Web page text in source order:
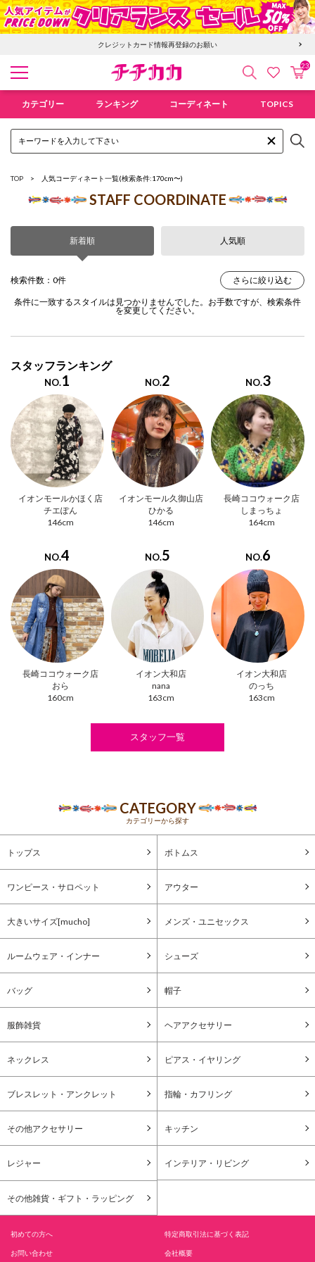
クレジットカード情報再登録のお願い
検索 お気にカ
23
カテゴリー ランキング コーディネート TOPICS
TOP 人気コーディネート一覧(検索条件:170cm〜)
STAFF COORDINATE
新着順 人気順
検索件数：0件 さらに絞り込む
条件に一致するスタイルは見つかりませんでした。お手数ですが、検索条件
を変更してください。
スタッフランキング
NO.1
イオンモールかほく店
チエぽん
146cm
NO.2
イオンモール久御山店
ひかる
146cm
NO.3
長崎ココウォーク店
しまっちょ
164cm
NO.4
長崎ココウォーク店
おら
160cm
NO.5
イオン大和店
nana
163cm
NO.6
イオン大和店
のっち
163cm
スタッフ一覧
CATEGORY
カテゴリーから探す
トップス ボトムス
ワンピース・サロペット アウター
大きいサイズ[mucho] メンズ・ユニセックス
ルームウェア・インナー シューズ
バッグ 帽子
服飾雑貨 ヘアアクセサリー
ネックレス ピアス・イヤリング
ブレスレット・アンクレット 指輪・カフリング
その他アクセサリー キッチン
レジャー インテリア・リビング
その他雑貨・ギフト・ラッピング
初めての方へ 特定商取引法に基づく表記
お問い合わせ 会社概要